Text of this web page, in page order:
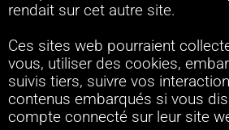
rendait sur cet autre site.
Ces sites web pourraient
vous, utiliser des cookies,
suivis tiers, suivre vos
contenus embarqués si vous
compte connecté sur leur site